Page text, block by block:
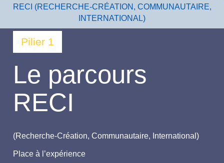
RECI (RECHERCHE-CRÉATION, COMMUNAUTAIRE,
INTERNATIONAL)
Pilier 1
Le parcours
RECI
(Recherche-Création, Communautaire, International)
Place à l’expérience